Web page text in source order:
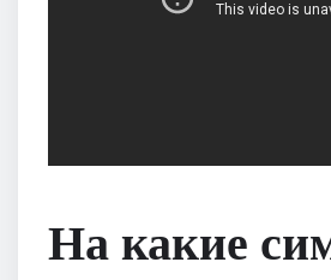
На какие